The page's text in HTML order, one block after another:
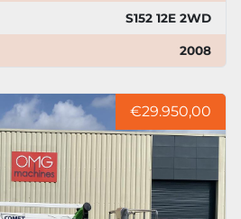
S152 12E 2WD
2008
€29.950,00